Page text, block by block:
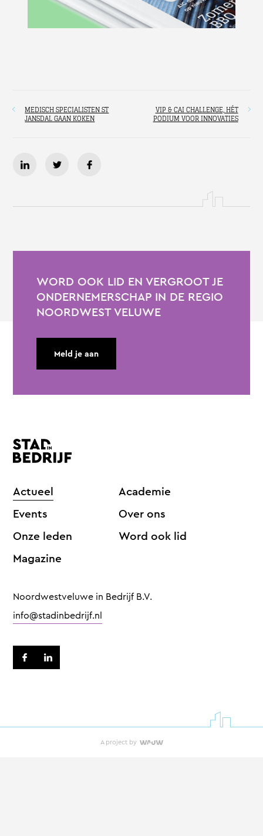
MEDISCH SPECIALISTEN ST
JANSDAL GAAN KOKEN
VIP & CAI CHALLENGE, HÉT
PODIUM VOOR INNOVATIES
WORD OOK LID EN VERGROOT JE
ONDERNEMERSCHAP IN DE REGIO
NOORDWEST VELUWE
Meld je aan
Actueel
Events
Onze leden
Magazine
Academie
Over ons
Word ook lid
Noordwestveluwe in Bedrijf B.V.
info@stadinbedrijf.nl
A project by